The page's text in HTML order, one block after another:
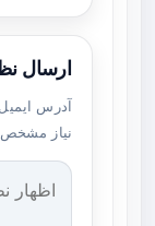
ارسال
آدرس
نیاز